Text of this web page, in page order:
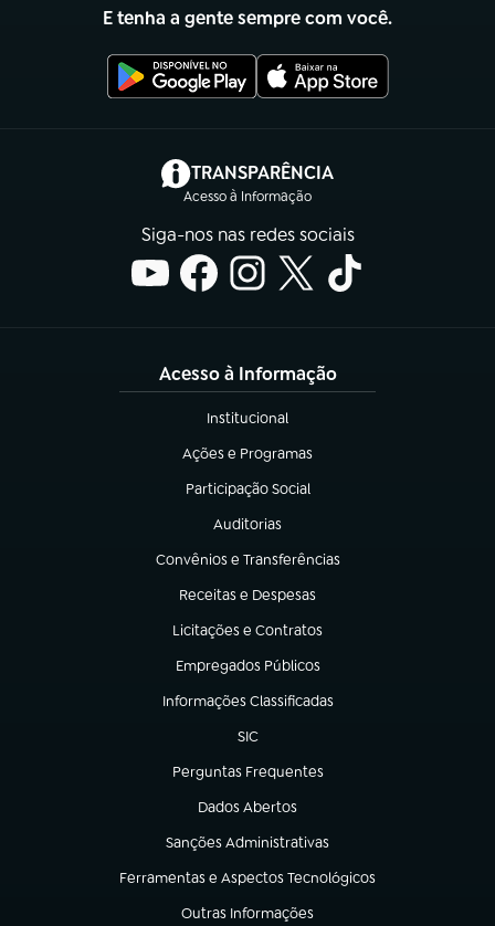
E tenha a gente sempre com você.
TRANSPARÊNCIA
Acesso à Informação
(abre em nova aba)
Siga-nos nas redes sociais
Acesso à Informação
Institucional
(abre em nova aba)
Ações e Programas
(abre em nova aba)
Participação Social
(abre em nova aba)
Auditorias
(abre em nova aba)
Convênios e Transferências
(abre em nova aba)
Receitas e Despesas
(abre em nova aba)
Licitações e Contratos
(abre em nova aba)
Empregados Públicos
(abre em nova aba)
Informações Classificadas
(abre em nova aba)
SIC
(abre em nova aba)
Perguntas Frequentes
(abre em nova aba)
Dados Abertos
(abre em nova aba)
Sanções Administrativas
(abre em nova aba)
Ferramentas e Aspectos Tecnológicos
(abre em nova aba)
Outras Informações
(abre em nova aba)